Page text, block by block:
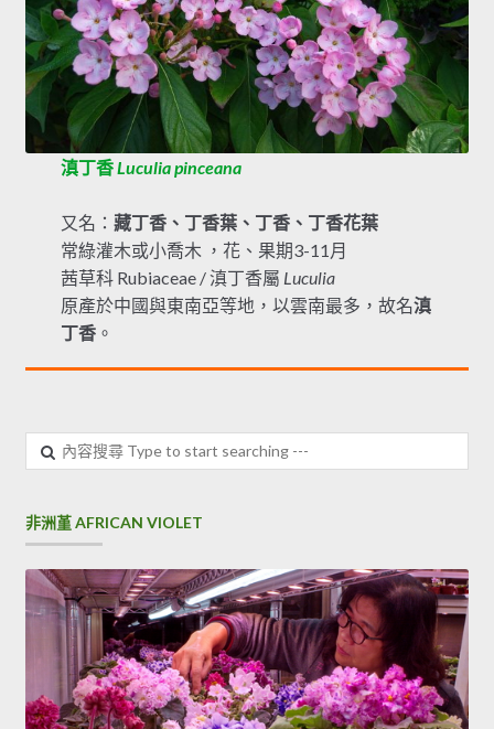
滇丁香Luculia pinceana
又名： 藏丁香、丁香葉、丁香、丁香花葉
常綠灌木或小喬木 ，花、果期3-11月
茜草科 Rubiaceae / 滇丁香屬 Luculia
原產於中國與東南亞等地，以雲南最多，故名滇
丁香。
容
尋
非洲堇 AFRICAN VIOLET